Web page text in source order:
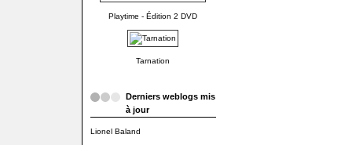
Playtime - Édition 2 DVD
Tarnation
Derniers weblogs mis
à jour
Lionel Baland